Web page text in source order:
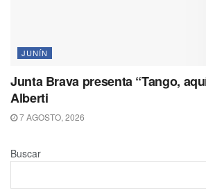
JUNÍN
Junta Brava presenta “Tango,
Alberti
7 AGOSTO, 2026
Buscar